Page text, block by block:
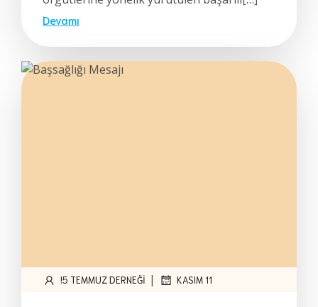
Devamı
!5 TEMMUZ DERNEĞI | KASIM 11